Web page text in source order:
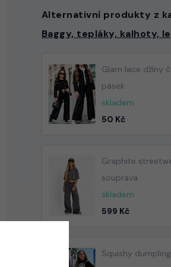
Alternativní produkty z
Baggy, tepláky, kalhoty,
Glam lace džíny
pásek
skladem
50 Kč
Graphite
souprava
skladem
599 Kč
Squishy